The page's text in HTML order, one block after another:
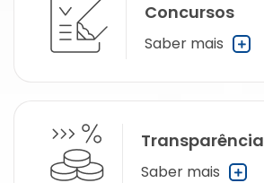
Concursos
Saber mais
Transparência
Saber mais